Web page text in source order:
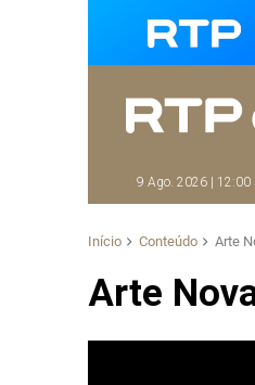
9 Ago. 2026 | 12:00
Início Conteúdo Arte
Arte